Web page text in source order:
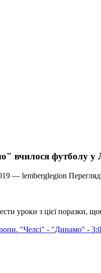
вчилося футболу
— lemberglegion
уроки з цієї поразки,
"Челсі" - "Динамо" -